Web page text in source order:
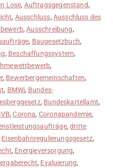
Lose, Auftragsgegenstand,
, Ausschluss, Ausschluss des
,Ausschreibung,
, Baugesetzbuch,
, Beschaffungssystem,
,
, Bewerbergemeinschaften,
, BMWi, Bundes-
, Bundeskartellamt,
,Corona, Coronapandemie,
,dritte
Eisenbahnregulierungsgesetz,
, Energieversorgung,
, Evaluierung,